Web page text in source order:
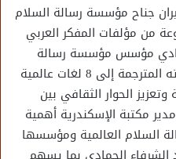
جناح مؤسسة رسالة السلام
من مؤلفات المفكر العربي
مؤسس مؤسسة رسالة
السلام العالمية إلى جانب مؤلفاته المترجمة إلى 8 لغات عالمية
الحوار الثقافي بين
مكتبة الإسكندرية أهمية
السلام العالمية ومؤسسها